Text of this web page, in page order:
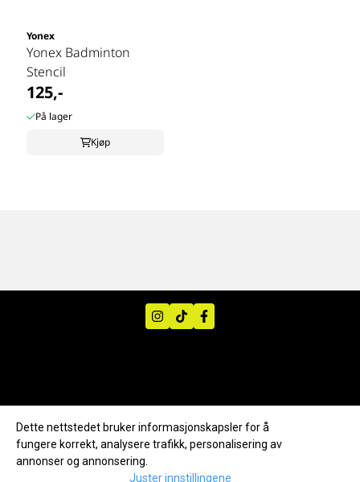
Yonex
Yonex Badminton
Stencil
125,-
På lager
Kjøp
Dette nettstedet bruker informasjonskapsler for å
fungere korrekt, analysere trafikk, personalisering av
annonser og annonsering.
Juster innstillingene